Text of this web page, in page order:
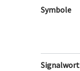
Symbole
Signalwort